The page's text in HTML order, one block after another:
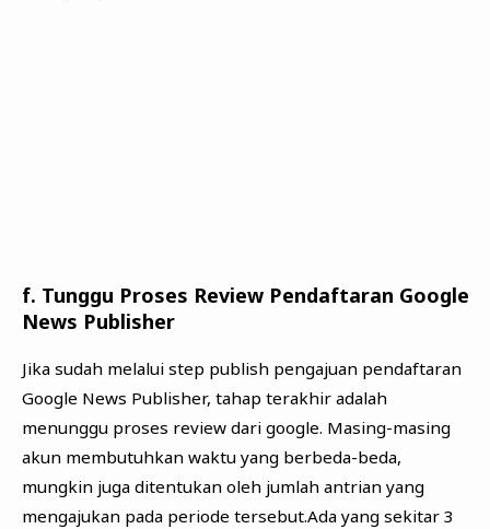
f. Tunggu Proses Review Pendaftaran Google
News Publisher
Jika sudah melalui step publish pengajuan pendaftaran
Google News Publisher, tahap terakhir adalah
menunggu proses review dari google. Masing-masing
akun membutuhkan waktu yang berbeda-beda,
mungkin juga ditentukan oleh jumlah antrian yang
mengajukan pada periode tersebut.Ada yang sekitar 3